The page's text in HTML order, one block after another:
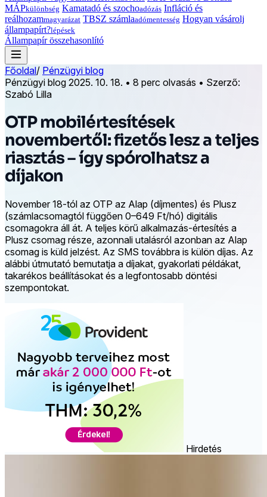
MÁPkülönbség Kamatadó és szochoadózás Infláció és
reálhozammagyarázat TBSZ számlaadómentesség Hogyan vásárolj
állampapírt?lépések
Állampapír összehasonlító
Főoldal/ Pénzügyi blog
Pénzügyi blog 2025. 10. 18. • 8 perc olvasás • Szerző:
Szabó Lilla
OTP mobilértesítések
novembertől: fizetős lesz a teljes
riasztás – így spórolhatsz a
díjakon
November 18-tól az OTP az Alap (díjmentes) és Plusz
(számlacsomagtól függően 0–649 Ft/hó) digitális
csomagokra áll át. A teljes körű alkalmazás-értesítés a
Plusz csomag része, azonnali utalásról azonban az Alap
csomag is küld jelzést. Az SMS továbbra is külön díjas. Az
alábbi útmutató bemutatja a díjakat, gyakorlati példákat,
takarékos beállításokat és a legfontosabb döntési
szempontokat.
Hirdetés